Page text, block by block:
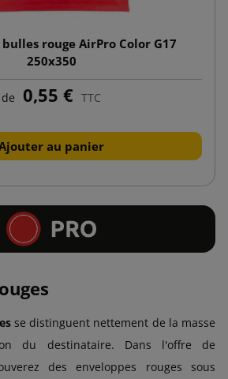
rouge AirPro Color G17
250x350
de 0,55 € TTC
au panier
se distinguent nettement de la masse
du destinataire. Dans l'offre de
des enveloppes rouges sous